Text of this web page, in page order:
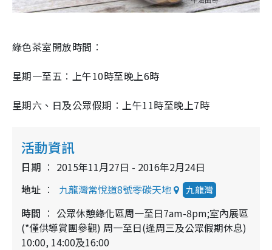
綠色茶室開放時間︰
星期一至五︰上午10時至晚上6時
星期六、日及公眾假期︰上午11時至晚上7時
活動資訊
日期
2015年11月27日 - 2016年2月24日
地址
九龍灣常悅道8號零碳天地 九龍灣
時間
公眾休憩綠化區周一至日7am-8pm;室內展區
(*僅供導賞團參觀) 周一至日(逢周三及公眾假期休息)
10:00, 14:00及16:00